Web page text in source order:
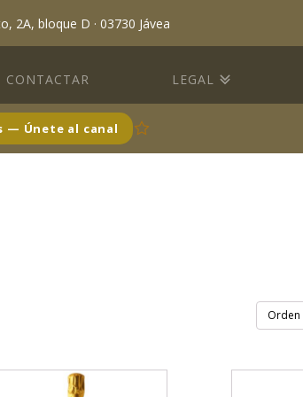
2A, bloque D · 03730 Jávea
CONTACTAR LEGAL
— Únete al canal